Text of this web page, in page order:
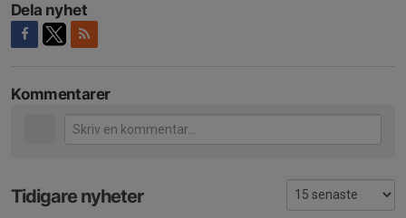
Dela nyhet
Kommentarer
Tidigare nyheter